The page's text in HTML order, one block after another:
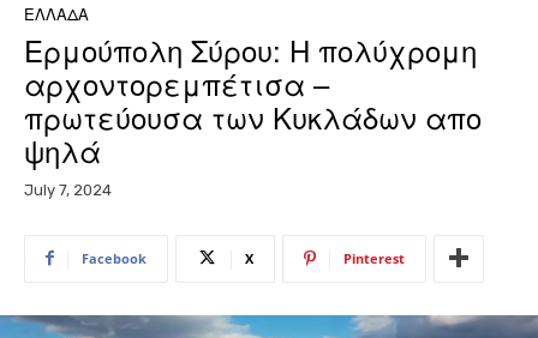
ΕΛΛΑΔΑ
Ερμούπολη Σύρου: Η πολύχρομη
αρχοντορεμπέτισα –
πρωτεύουσα των Κυκλάδων απο
ψηλά
July 7, 2024
Facebook X Pinterest